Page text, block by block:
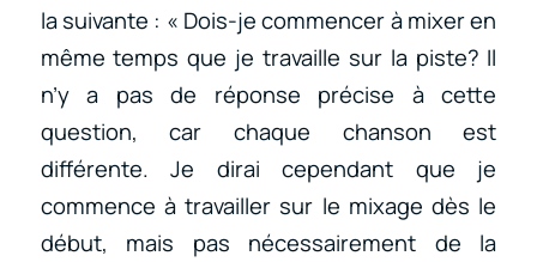
la suivante : « Dois-je commencer à mixer en
même temps que je travaille sur la piste? Il
n’y a pas de réponse précise à cette
question, car chaque chanson est
différente. Je dirai cependant que je
commence à travailler sur le mixage dès le
début, mais pas nécessairement de la